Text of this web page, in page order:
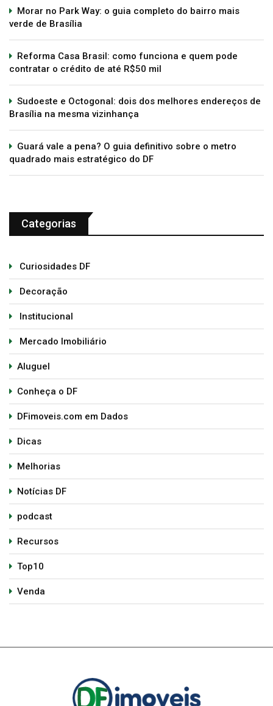
Morar no Park Way: o guia completo do bairro mais
verde de Brasília
Reforma Casa Brasil: como funciona e quem pode
contratar o crédito de até R$50 mil
Sudoeste e Octogonal: dois dos melhores endereços de
Brasília na mesma vizinhança
Guará vale a pena? O guia definitivo sobre o metro
quadrado mais estratégico do DF
Categorias
Curiosidades DF
Decoração
Institucional
Mercado Imobiliário
Aluguel
Conheça o DF
DFimoveis.com em Dados
Dicas
Melhorias
Notícias DF
podcast
Recursos
Top10
Venda